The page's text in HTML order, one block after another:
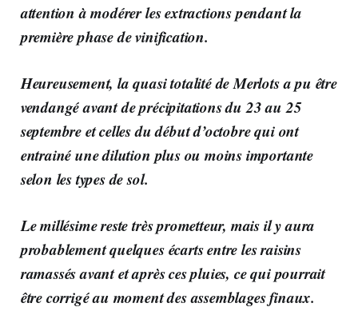
attention à modérer les extractions pendant la
première phase de vinification.
Heureusement, la quasi totalité de Merlots a pu être
vendangé avant de précipitations du 23 au 25
septembre et celles du début d’octobre qui ont
entrainé une dilution plus ou moins importante
selon les types de sol.
Le millésime reste très prometteur, mais il y aura
probablement quelques écarts entre les raisins
ramassés avant et après ces pluies, ce qui pourrait
être corrigé au moment des assemblages finaux.